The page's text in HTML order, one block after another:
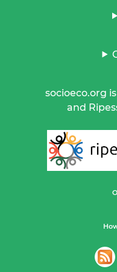
socioeco.org
and